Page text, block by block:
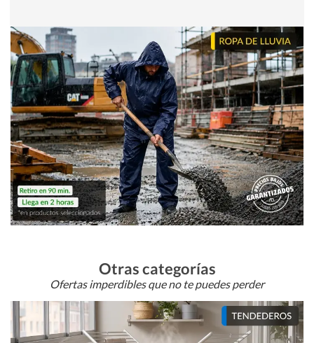
Otras categorías
Ofertas imperdibles que no te puedes perder